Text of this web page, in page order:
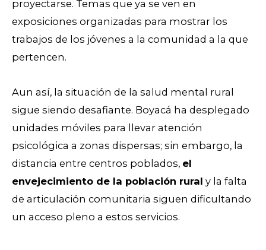
proyectarse. Temas que ya se ven en
exposiciones organizadas para mostrar los
trabajos de los jóvenes a la comunidad a la que
pertencen.
Aun así, la situación de la salud mental rural
sigue siendo desafiante. Boyacá ha desplegado
unidades móviles para llevar atención
psicológica a zonas dispersas; sin embargo, la
distancia entre centros poblados, el
envejecimiento de la población rural y la falta
de articulación comunitaria siguen dificultando
un acceso pleno a estos servicios.